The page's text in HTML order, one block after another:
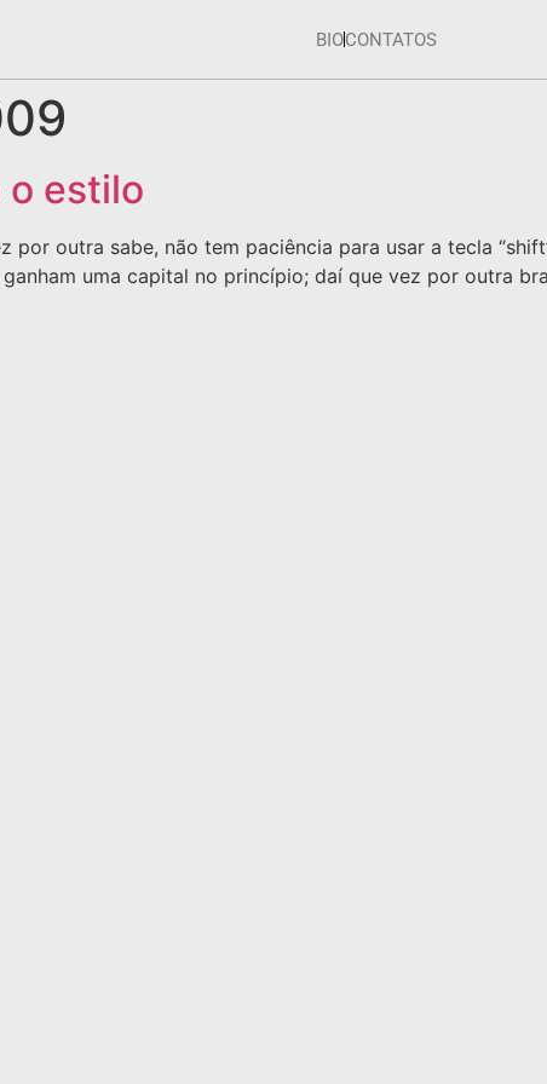
BIOCONTATOS
o estilo
por outra sabe, não tem paciência para usar a tecla
uma capital no princípio; daí que vez por outra